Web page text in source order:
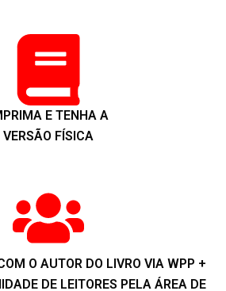
E TENHA A
VERSÃO FÍSICA
O AUTOR DO LIVRO VIA WPP +
DE LEITORES PELA ÁREA DE